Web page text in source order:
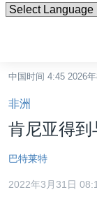
碍
链
接
转
内
台湾
港澳
中国时间 4:45 2026
非洲
肯尼亚得
巴特莱特
2022年3月31日